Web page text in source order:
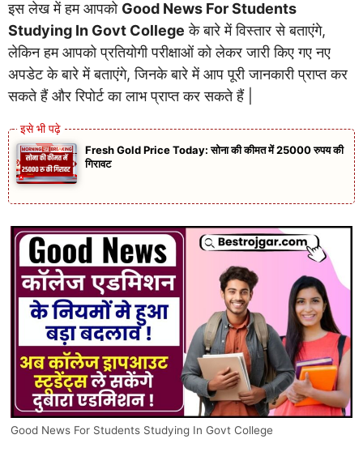
इस लेख में हम आपको Good News For Students
Studying In Govt College के बारे में विस्तार से बताएंगे,
लेकिन हम आपको प्रतियोगी परीक्षाओं को लेकर जारी किए गए नए
अपडेट के बारे में बताएंगे, जिनके बारे में आप पूरी जानकारी प्राप्त कर
सकते हैं और रिपोर्ट का लाभ प्राप्त कर सकते हैं |
Fresh Gold Price Today: सोना की कीमत में 25000 रुपय की
गिरावट
Good News For Students Studying In Govt College